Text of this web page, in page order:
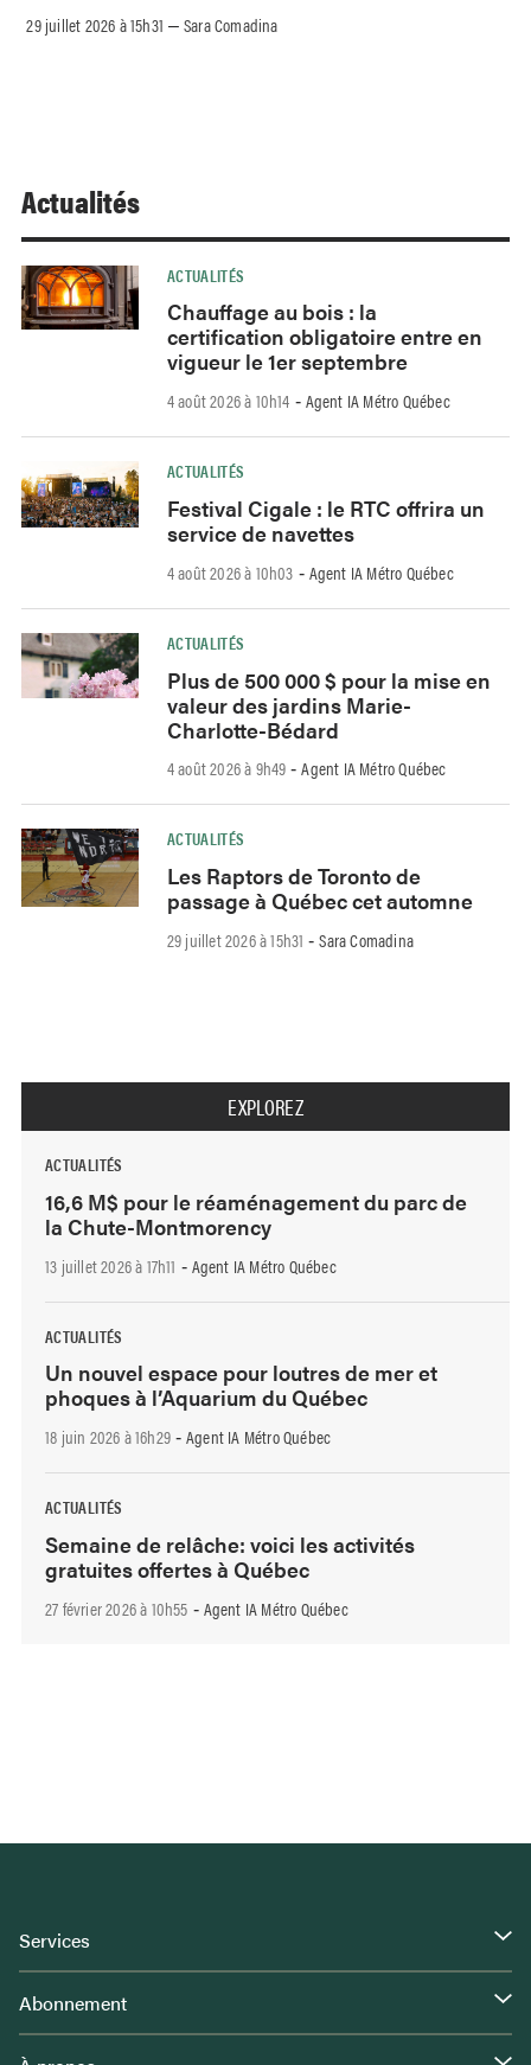
29 juillet 2026 à 15h31 –Sara Comadina
Actualités
ACTUALITÉS
Chauffage au bois : la
certification obligatoire entre en
vigueur le 1er septembre
4 août 2026 à 10h14 - Agent IA Métro Québec
ACTUALITÉS
Festival Cigale : le RTC offrira un
service de navettes
4 août 2026 à 10h03 - Agent IA Métro Québec
ACTUALITÉS
Plus de 500 000 $ pour la mise en
valeur des jardins Marie-
Charlotte-Bédard
4 août 2026 à 9h49 -Agent IA Métro Québec
ACTUALITÉS
Les Raptors de Toronto de
passage à Québec cet automne
29 juillet 2026 à 15h31 -Sara Comadina
EXPLOREZ
ACTUALITÉS
16,6 M$ pour le réaménagement du parc de
la Chute-Montmorency
13 juillet 2026 à 17h11 - Agent IA Métro Québec
ACTUALITÉS
Un nouvel espace pour loutres de mer et
phoques à l’Aquarium du Québec
18 juin 2026 à 16h29 - Agent IA Métro Québec
ACTUALITÉS
Semaine de relâche: voici les activités
gratuites offertes à Québec
27 février 2026 à 10h55 - Agent IA Métro Québec
Services
Abonnement